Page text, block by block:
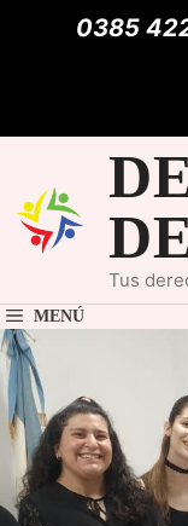
0385
Tus
MENÚ